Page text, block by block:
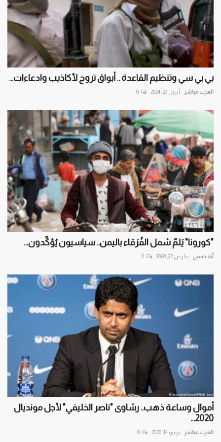
بي بي سي وتنظيم القاعدة .. أبواق تروج لأكاذيب وادعاءات...
العرب مباشر أبريل 23, 2024 0
"كورونا" يَلمّ شمل الفُرَقاء باليمن.. سياسيون يُؤكِّدون...
آية حسني مارس 22, 2020 0
أموال وساعة ذهب.. رشاوى "ناصر الخليفي" لأجل مونديال
2020...
العرب مباشر يونيو 14, 2020 0